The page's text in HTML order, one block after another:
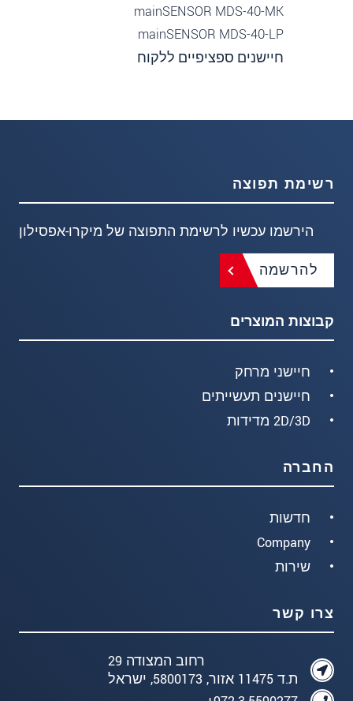
mainSENSOR MDS-40-MK
mainSENSOR MDS-40-LP
חיישנים ספציפיים ללקוח
רשימת תפוצה
הירשמו עכשיו לרשימת התפוצה של מיקרו-אפסילון
להרשמה
קבוצות המוצרים
חיישני מרחק
חיישנים תעשייתים
2D/3D מדידות
החברה
חדשות
Company
שירות
צרו קשר
רחוב המצודה 29
ת.ד 11475 אזור, 5800173, ישראל